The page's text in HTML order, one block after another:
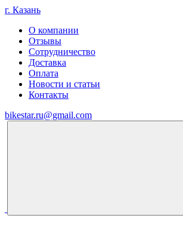
г. Казань
О компании
Отзывы
Сотрудничество
Доставка
Оплата
Новости и статьи
Контакты
bikestar.ru@gmail.com